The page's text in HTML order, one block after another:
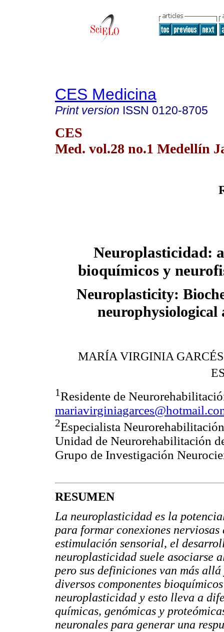
CES Medicina
Print version ISSN 0120-8705
CES
Med. vol.28 no.1 Medellín
Neuroplasticidad:
bioquímicos y
Neuroplasticity:
neurophysiological
MARÍA VIRGINIA
1Residente de
2Especialista
Unidad de Neurorehabilitación
Grupo de Investigación
RESUMEN
La neuroplasticidad es la
para formar conexiones
estimulación sensorial, el
neuroplasticidad suele asociarse
pero sus definiciones van más
diversos componentes
neuroplasticidad y esto lleva a
químicas, genómicas y
neuronales para generar una